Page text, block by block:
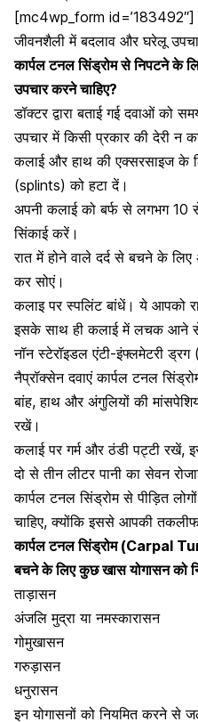
[mc4wp_form id=’183492″]
जीवनशैली में बदलाव और घरेलू
कार्पल टनल सिंड्रोम से निपटने के
उपचार करने चाहिए?
डॉक्टर द्वारा बताई गई दवाओं को
उपचार में किसी प्रकार की देरी न
कलाई और हाथ की एक्सरसाइज के
(splints) को हटा दें।
अपनी कलाई को बर्फ से लगभग 10
सिंकाई करें।
रात में होने वाले दर्द से बचने के
कर सोएं।
कलाइ पर स्पलिंट बांधें। ये आपको
इसके साथ ही कलाई में लचक आने से
नॉन स्टेरॉइडल एंटी-इंफ्लमेटरी
नैप्रॉक्सेन दवाएंकार्पल टनल
बांह, हाथ और अंगुलियों की
रखें।
कलाई पर गर्म और ठंडी पट्टी रखें,
दो से तीन लीटर पानी का सेवन
कार्पल टनल सिंड्रोम से पीड़ित
चाहिए, क्योंकि इससे आपकी
कार्पल टनल सिंड्रोम (Carpal
बचने के लिए कुछ खास योगासन को
ताड़ासन
अंजलि मुद्रा या नमस्कारासन
गोमुखासन
गरुड़ासन
धनुरासन
इन योगासनों को नियमित करने से